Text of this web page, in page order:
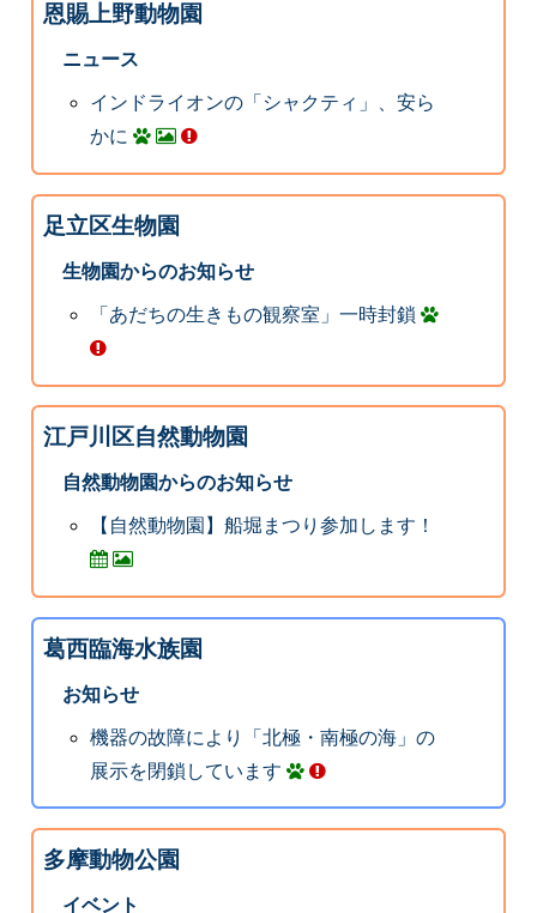
恩賜上野動物園
ニュース
インドライオンの「シャクティ」、安ら
かに
足立区生物園
生物園からのお知らせ
「あだちの生きもの観察室」一時封鎖
江戸川区自然動物園
自然動物園からのお知らせ
【自然動物園】船堀まつり参加します！
葛西臨海水族園
お知らせ
機器の故障により「北極・南極の海」の
展示を閉鎖しています
多摩動物公園
イベント